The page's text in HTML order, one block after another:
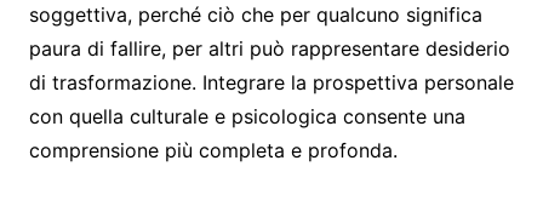
soggettiva, perché ciò che per qualcuno significa
paura di fallire, per altri può rappresentare desiderio
di trasformazione. Integrare la prospettiva personale
con quella culturale e psicologica consente una
comprensione più completa e profonda.